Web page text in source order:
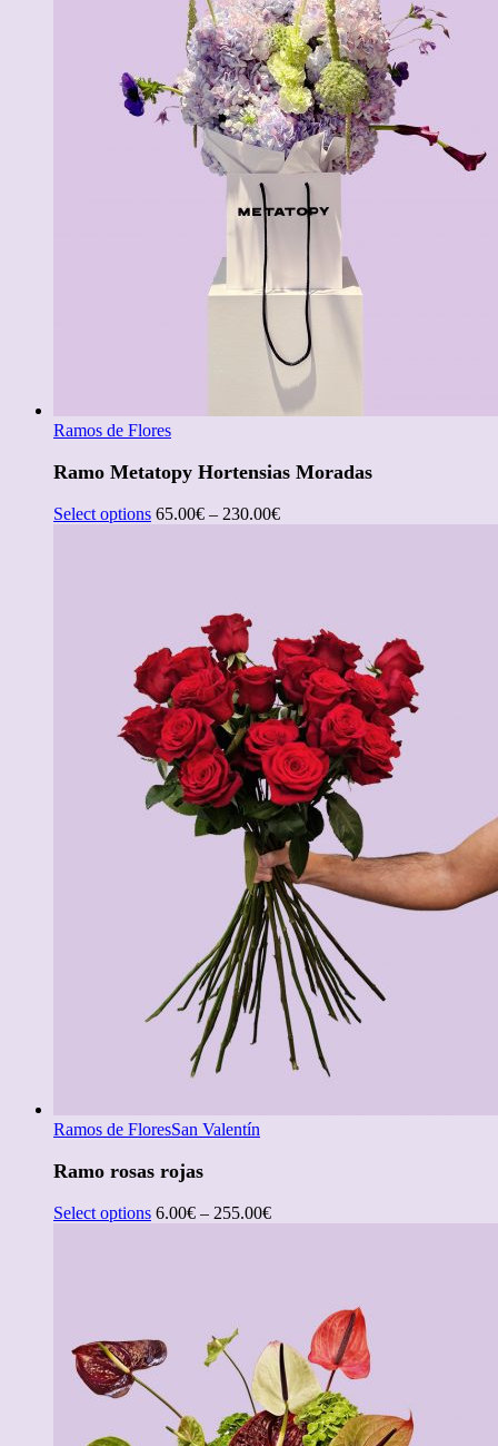
Ramos de Flores
Ramo Metatopy Hortensias Moradas
Select options 65.00€ – 230.00€
Ramos de FloresSan Valentín
Ramo rosas rojas
Select options 6.00€ – 255.00€